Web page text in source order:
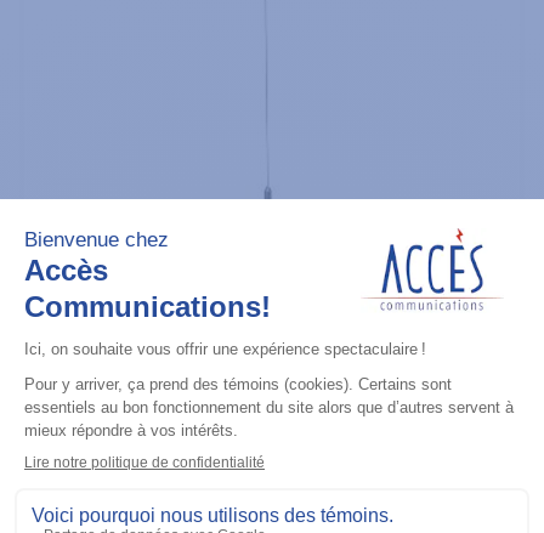
UHF 3.5dB Gain Through-hole Mount
Antenna, 470-494 MHz